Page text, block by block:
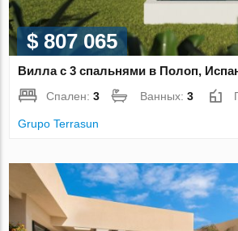
$ 807 065
Вилла с 3 спальнями в Полоп,
Спален:3 Ванных:3
Grupo Terrasun